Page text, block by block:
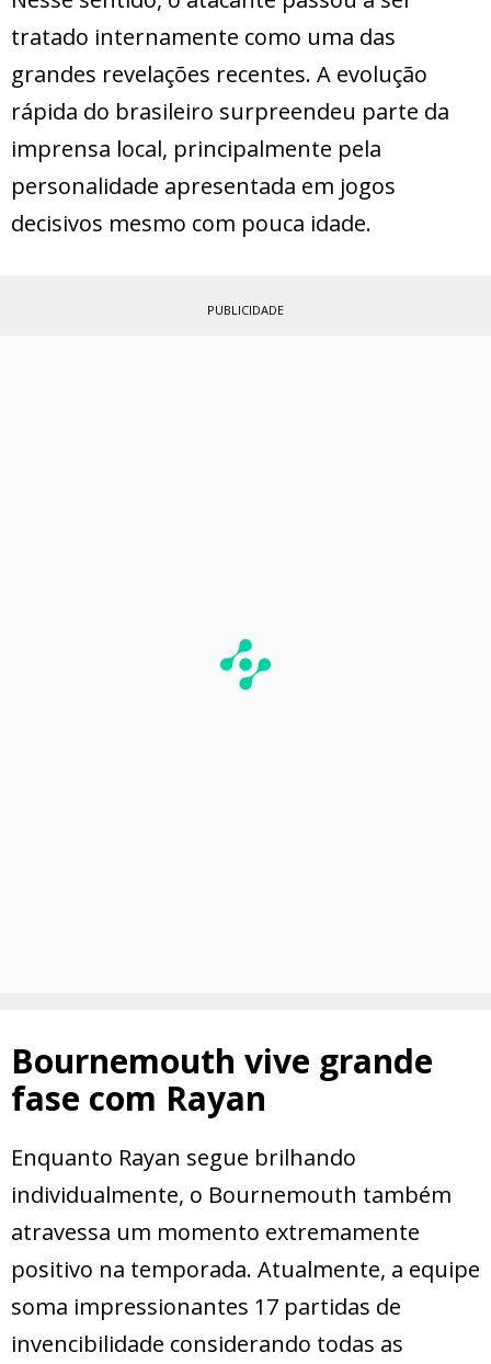
tratado internamente como uma das
grandes revelações recentes. A evolução
rápida do brasileiro surpreendeu parte da
imprensa local, principalmente pela
personalidade apresentada em jogos
decisivos mesmo com pouca idade.
PUBLICIDADE
Bournemouth vive grande
fase com Rayan
Enquanto Rayan segue brilhando
individualmente, o Bournemouth também
atravessa um momento extremamente
positivo na temporada. Atualmente, a equipe
soma impressionantes 17 partidas de
invencibilidade considerando todas as